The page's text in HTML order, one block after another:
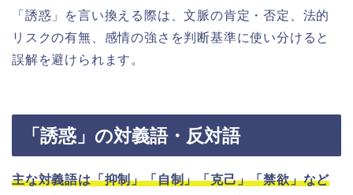
「誘惑」を言い換える際は、文脈の肯定・否定、法的
リスクの有無、感情の強さを判断基準に使い分けると
誤解を避けられます。
「誘惑」の対義語・反対語
主な対義語は「抑制」「自制」「克己」「禁欲」など